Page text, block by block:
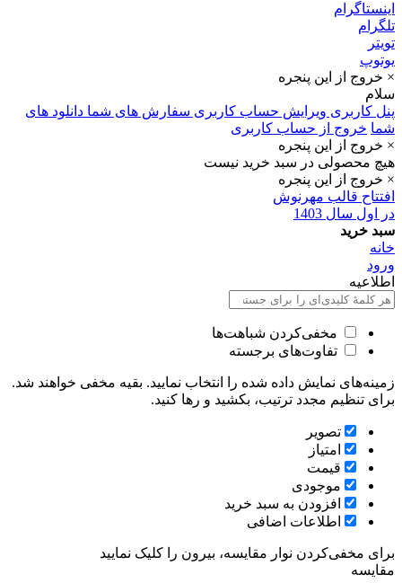
اینستاگرام
تلگرام
تویتر
یوتوپ
× خروج از این پنجره
سلام
پنل کاربری ویرایش حساب کاربری سفارش های شما دانلود های
شما خروج از حساب کاربری
× خروج از این پنجره
هیچ محصولی در سبد خرید نیست
× خروج از این پنجره
افتتاح قالب مهرنوش
در اول سال 1403
سبد خرید
خانه
ورود
اطلاعیه
مخفی‌کردن شباهت‌ها
تفاوت‌های برجسته
زمینه‌های نمایش داده شده را انتخاب نمایید. بقیه مخفی خواهند شد.
برای تنظیم مجدد ترتیب، بکشید و رها کنید.
تصویر
امتیاز
قيمت
موجودی
افزودن به سبد خرید
اطلاعات اضافی
برای مخفی‌کردن نوار مقایسه، بیرون را کلیک نمایید
مقایسه